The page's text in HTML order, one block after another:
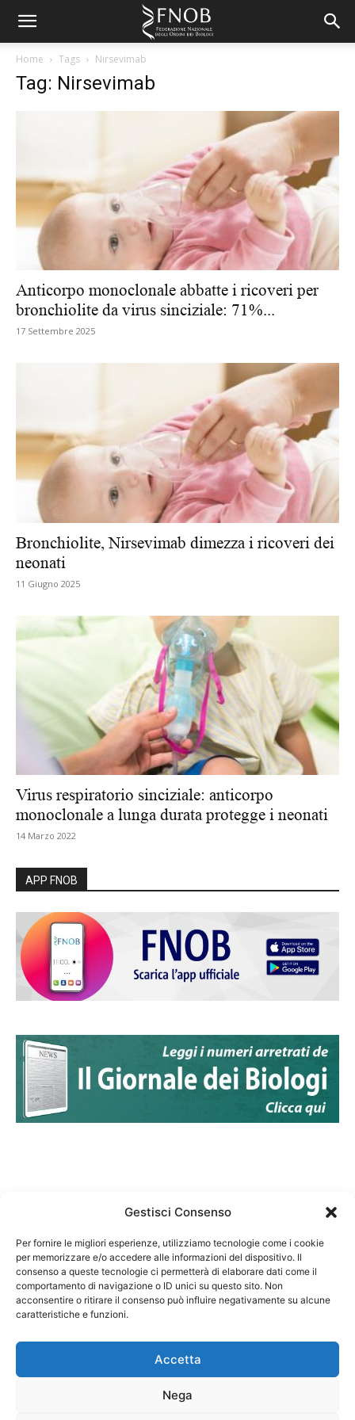
Gestisci Consenso
Per fornire le migliori esperienze, utilizziamo tecnologie come i cookie
per memorizzare e/o accedere alle informazioni del dispositivo. Il
consenso a queste tecnologie ci permetterà di elaborare dati come il
comportamento di navigazione o ID unici su questo sito. Non
acconsentire o ritirare il consenso può influire negativamente su alcune
caratteristiche e funzioni.
Accetta
Nega
Home Tags Nirsevimab
Tag: Nirsevimab
Anticorpo monoclonale abbatte i ricoveri per
bronchiolite da virus sinciziale: 71%...
17 Settembre 2025
Bronchiolite, Nirsevimab dimezza i ricoveri dei
neonati
11 Giugno 2025
Virus respiratorio sinciziale: anticorpo
monoclonale a lunga durata protegge i neonati
14 Marzo 2022
APP FNOB
Federazione Nazionale Degli Ordini dei Biologi:
codice fiscale 80069130583
Responsabile sito internet www.fnob.it: Vincenzo